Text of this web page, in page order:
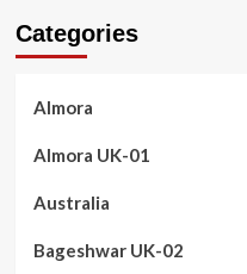
Categories
Almora
Almora UK-01
Australia
Bageshwar UK-02